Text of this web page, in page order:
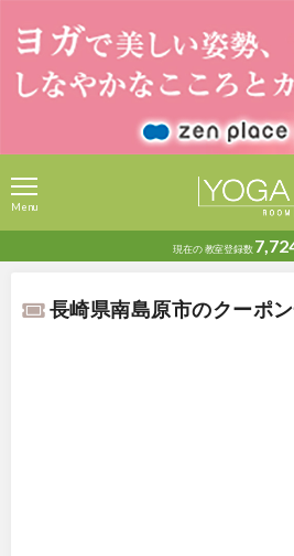
現在の教室登録数
Menu
長崎県南島原市のクーポ